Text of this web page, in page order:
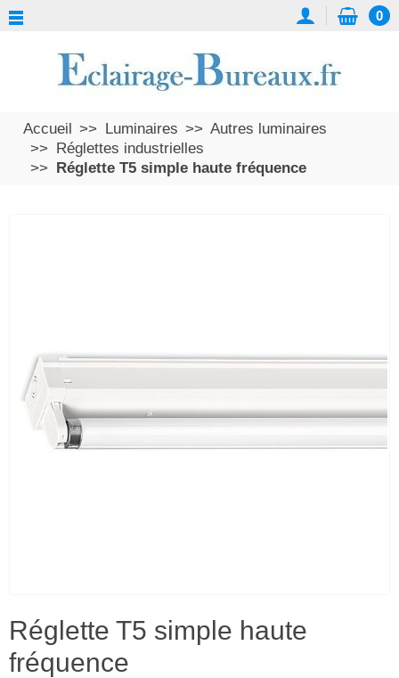
0
Accueil Luminaires
Autres luminaires
Réglettes industrielles
Réglette T5 simple haute fréquence
Réglette T5 simple haute
fréquence